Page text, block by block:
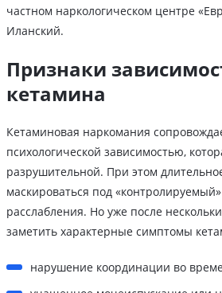
частном наркологическом центре
Иланский.
Признаки
кетамина
Кетаминовая наркомания
психологической зависимостью,
разрушительной. При этом
маскироваться под
расслабления. Но уже после
заметить характерные симптомы
нарушение координации во